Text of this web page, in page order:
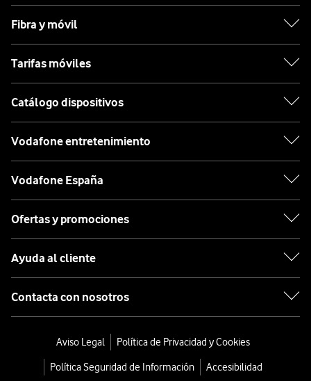
Fibra y móvil
Tarifas móviles
Catálogo dispositivos
Vodafone entretenimiento
Vodafone España
Ofertas y promociones
Ayuda al cliente
Contacta con nosotros
Aviso Legal
Política de Privacidad y Cookies
Política Seguridad de Información
Accesibilidad